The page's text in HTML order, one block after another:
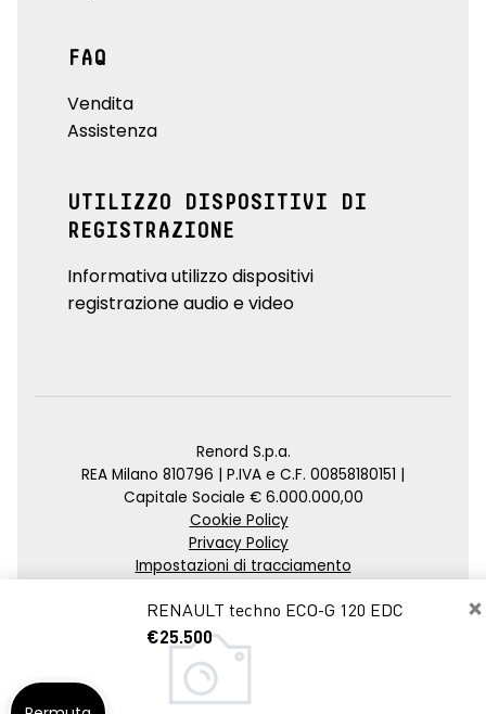
×
RENAULT techno ECO-G 120 EDC
€25.500
FAQ
Vendita
Assistenza
UTILIZZO DISPOSITIVI DI
REGISTRAZIONE
Informativa utilizzo dispositivi
registrazione audio e video
Renord S.p.a.
REA Milano 810796 | P.IVA e C.F. 00858180151 |
Capitale Sociale € 6.000.000,00
Cookie Policy
Privacy Policy
Impostazioni di tracciamento
Credits
Agenzia SEO